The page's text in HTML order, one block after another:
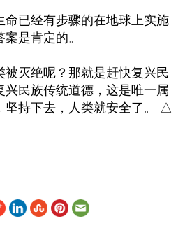
命已经有步骤的在地球上实施
是肯定的。
被灭绝呢？那就是赶快复兴民
兴民族传统道德，这是唯一属
坚持下去，人类就安全了。 △